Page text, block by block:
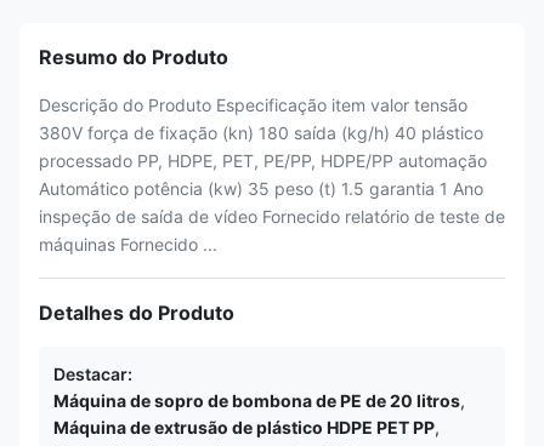
Resumo do Produto
Descrição do Produto Especificação item valor tensão
380V força de fixação (kn) 180 saída (kg/h) 40 plástico
processado PP, HDPE, PET, PE/PP, HDPE/PP automação
Automático potência (kw) 35 peso (t) 1.5 garantia 1 Ano
inspeção de saída de vídeo Fornecido relatório de teste de
máquinas Fornecido ...
Detalhes do Produto
Destacar:
Máquina de sopro de bombona de PE de 20 litros,
Máquina de extrusão de plástico HDPE PET PP,